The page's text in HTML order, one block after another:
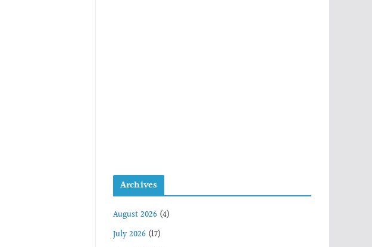
Archives
August 2026 (4)
July 2026 (17)